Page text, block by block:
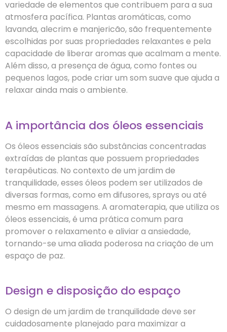
variedade de elementos que contribuem para a sua
atmosfera pacífica. Plantas aromáticas, como
lavanda, alecrim e manjericão, são frequentemente
escolhidas por suas propriedades relaxantes e pela
capacidade de liberar aromas que acalmam a mente.
Além disso, a presença de água, como fontes ou
pequenos lagos, pode criar um som suave que ajuda a
relaxar ainda mais o ambiente.
A importância dos óleos essenciais
Os óleos essenciais são substâncias concentradas
extraídas de plantas que possuem propriedades
terapêuticas. No contexto de um jardim de
tranquilidade, esses óleos podem ser utilizados de
diversas formas, como em difusores, sprays ou até
mesmo em massagens. A aromaterapia, que utiliza os
óleos essenciais, é uma prática comum para
promover o relaxamento e aliviar a ansiedade,
tornando-se uma aliada poderosa na criação de um
espaço de paz.
Design e disposição do espaço
O design de um jardim de tranquilidade deve ser
cuidadosamente planejado para maximizar a